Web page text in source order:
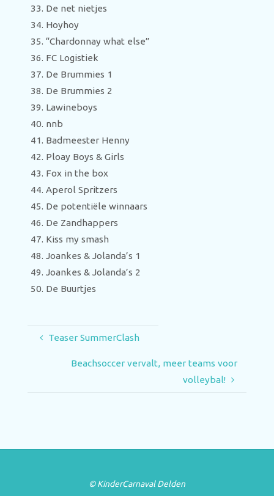
De net nietjes
Hoyhoy
“Chardonnay what else”
FC Logistiek
De Brummies 1
De Brummies 2
Lawineboys
nnb
Badmeester Henny
Ploay Boys & Girls
Fox in the box
Aperol Spritzers
De potentiële winnaars
De Zandhappers
Kiss my smash
Joankes & Jolanda’s 1
Joankes & Jolanda’s 2
De Buurtjes
Teaser SummerClash
Beachsoccer vervalt, meer teams voor
volleybal!
© KinderCarnaval Delden